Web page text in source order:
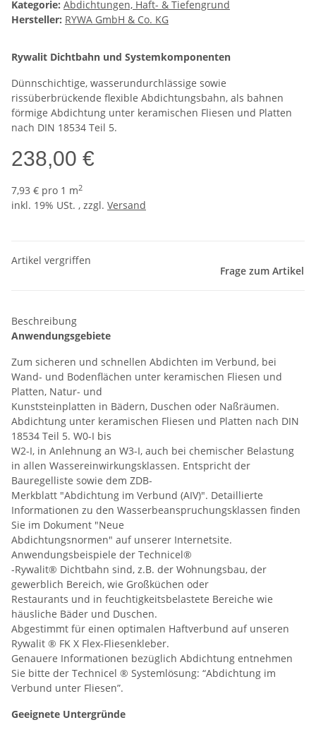
Kategorie: Abdichtungen, Haft- & Tiefengrund
Hersteller: RYWA GmbH & Co. KG
Rywalit Dichtbahn und Systemkomponenten
Dünnschichtige, wasserundurchlässige sowie
rissüberbrückende flexible Abdichtungsbahn, als bahnen
förmige Abdichtung unter keramischen Fliesen und Platten
nach DIN 18534 Teil 5.
238,00 €
7,93 € pro 1 m2
inkl. 19% USt. , zzgl. Versand
Artikel vergriffen
Frage zum Artikel
Beschreibung
Anwendungsgebiete
Zum sicheren und schnellen Abdichten im Verbund, bei
Wand- und Bodenflächen unter keramischen Fliesen und
Platten, Natur- und
Kunststeinplatten in Bädern, Duschen oder Naßräumen.
Abdichtung unter keramischen Fliesen und Platten nach DIN
18534 Teil 5. W0-I bis
W2-I, in Anlehnung an W3-I, auch bei chemischer Belastung
in allen Wassereinwirkungsklassen. Entspricht der
Bauregelliste sowie dem ZDB-
Merkblatt "Abdichtung im Verbund (AIV)". Detaillierte
Informationen zu den Wasserbeanspruchungsklassen finden
Sie im Dokument "Neue
Abdichtungsnormen" auf unserer Internetsite.
Anwendungsbeispiele der Technicel®
-Rywalit® Dichtbahn sind, z.B. der Wohnungsbau, der
gewerblich Bereich, wie Großküchen oder
Restaurants und in feuchtigkeitsbelastete Bereiche wie
häusliche Bäder und Duschen.
Abgestimmt für einen optimalen Haftverbund auf unseren
Rywalit ® FK X Flex-Fliesenkleber.
Genauere Informationen bezüglich Abdichtung entnehmen
Sie bitte der Technicel ® Systemlösung: “Abdichtung im
Verbund unter Fliesen”.
Geeignete Untergründe